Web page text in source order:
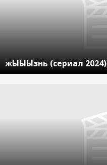
жЫЫЫзнь (сериал 2024)